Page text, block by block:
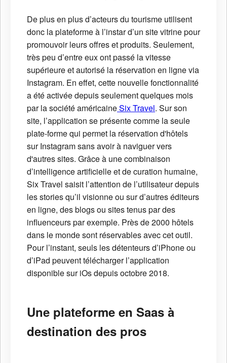
De plus en plus d’acteurs du tourisme utilisent
donc la plateforme à l’instar d’un site vitrine pour
promouvoir leurs offres et produits. Seulement,
très peu d’entre eux ont passé la vitesse
supérieure et autorisé la réservation en ligne via
Instagram. En effet, cette nouvelle fonctionnalité
a été activée depuis seulement quelques mois
par la société américaineSix Travel. Sur son
site, l’application se présente comme la seule
plate-forme qui permet la réservation d'hôtels
sur Instagram sans avoir à naviguer vers
d'autres sites. Grâce à une combinaison
d’intelligence artificielle et de curation humaine,
Six Travel saisit l’attention de l’utilisateur depuis
les stories qu’il visionne ou sur d’autres éditeurs
en ligne, des blogs ou sites tenus par des
influenceurs par exemple. Près de 2000 hôtels
dans le monde sont réservables avec cet outil.
Pour l’instant, seuls les détenteurs d’iPhone ou
d’iPad peuvent télécharger l’application
disponible sur iOs depuis octobre 2018.
Une plateforme en Saas à
destination des pros